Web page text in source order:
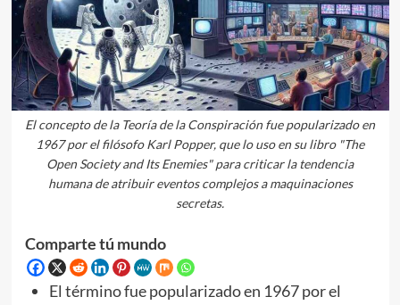
El concepto de la Teoría de la Conspiración fue popularizado en
1967 por el filósofo Karl Popper, que lo uso en su libro "The
Open Society and Its Enemies" para criticar la tendencia
humana de atribuir eventos complejos a maquinaciones
secretas.
Comparte tú mundo
El término fue popularizado en 1967 por el